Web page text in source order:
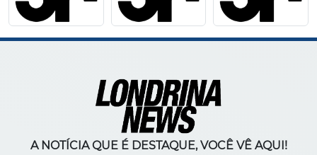
A NOTÍCIA QUE É DESTAQUE, VOCÊ VÊ AQUI!